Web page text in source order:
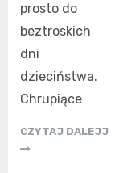
prosto do
beztroskich
dni
dzieciństwa.
Chrupiące
CZYTAJ DALEJJ